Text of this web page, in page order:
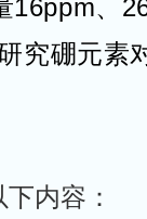
16ppm、
究硼元素
内容：